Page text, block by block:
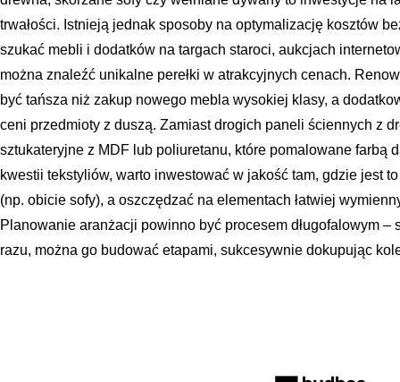
trwałości. Istnieją jednak sposoby na optymalizację kosztów
szukać mebli i dodatków na targach staroci, aukcjach
można znaleźć unikalne perełki w atrakcyjnych cenach.
być tańsza niż zakup nowego mebla wysokiej klasy, a
ceni przedmioty z duszą. Zamiast drogich paneli ściennych z
sztukateryjne z MDF lub poliuretanu, które pomalowane farbą
kwestii tekstyliów, warto inwestować w jakość tam, gdzie jest
(np. obicie sofy), a oszczędzać na elementach łatwiej
Planowanie aranżacji powinno być procesem długofalowym
razu, można go budować etapami, sukcesywnie dokupując